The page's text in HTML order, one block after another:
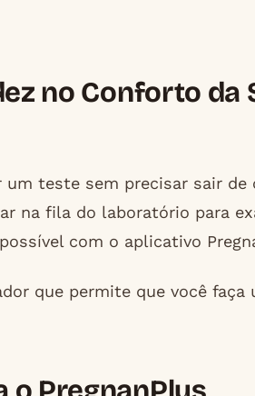
no Conforto da
teste sem precisar sair de
na fila do laboratório para
com o aplicativo
que permite que você